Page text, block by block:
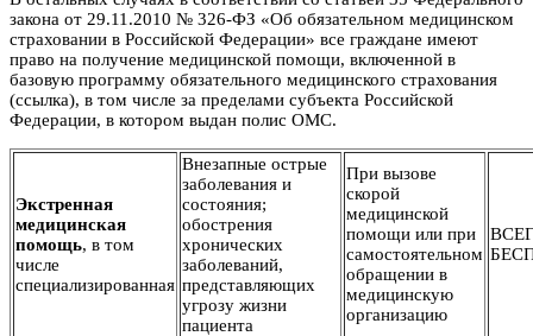
закона от 29.11.2010 № 326-ФЗ «Об обязательном медицинском
страховании в Российской Федерации» все граждане имеют
право на получение медицинской помощи, включенной в
базовую программу обязательного медицинского страхования
(ссылка), в том числе за пределами субъекта Российской
Федерации, в котором выдан полис ОМС.
Экстренная
медицинская
помощь, в том
числе
специализированная
Внезапные острые
заболевания и
состояния;
обострения
хронических
заболеваний,
представляющих
угрозу жизни
пациента
При вызове
скорой
медицинской
помощи или при
самостоятельном
обращении в
медицинскую
организацию